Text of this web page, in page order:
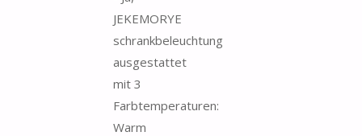
JEKEMORYE
schrankbeleuchtung
ausgestattet
mit 3
Farbtemperaturen:
Warm